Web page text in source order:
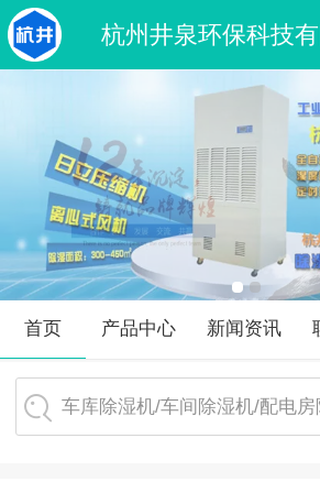
杭州井泉环保科技
首页 产品中心 新闻资讯
车库除湿机/车间除湿机/配电